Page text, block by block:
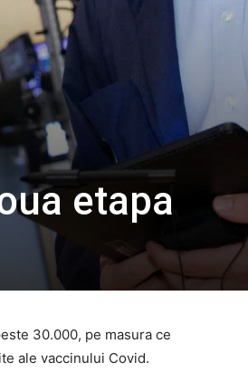
etapa
30.000, pe masura ce
ale vaccinului Covid.